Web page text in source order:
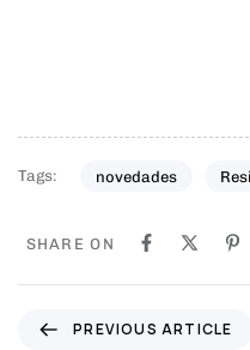
Tags: novedades
SHARE ON
PREVIOUS ARTICLE